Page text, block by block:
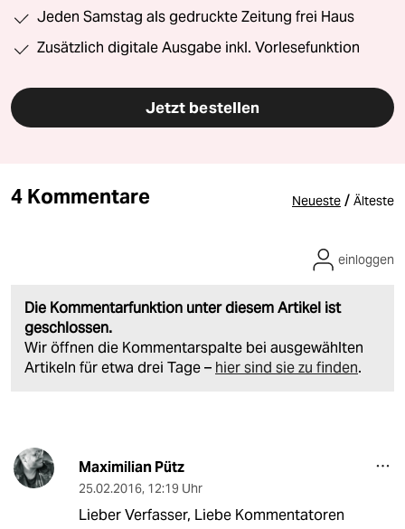
Jeden Samstag als gedruckte Zeitung frei Haus
Zusätzlich digitale Ausgabe inkl. Vorlesefunktion
Jetzt bestellen
4 Kommentare Neueste / Älteste
Die Kommentarfunktion unter diesem Artikel ist
geschlossen.
Wir öffnen die Kommentarspalte bei ausgewählten
Artikeln für etwa drei Tage – hier sind sie zu finden.
einloggen
Maximilian Pütz
25.02.2016, 12:19 Uhr
Lieber Verfasser, Liebe Kommentatoren